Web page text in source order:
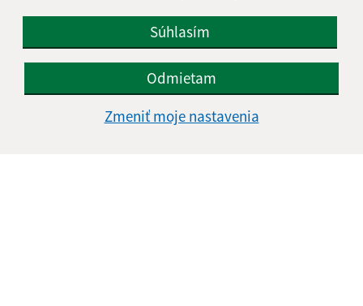
Súhlasím
Odmietam
Zmeniť moje nastavenia